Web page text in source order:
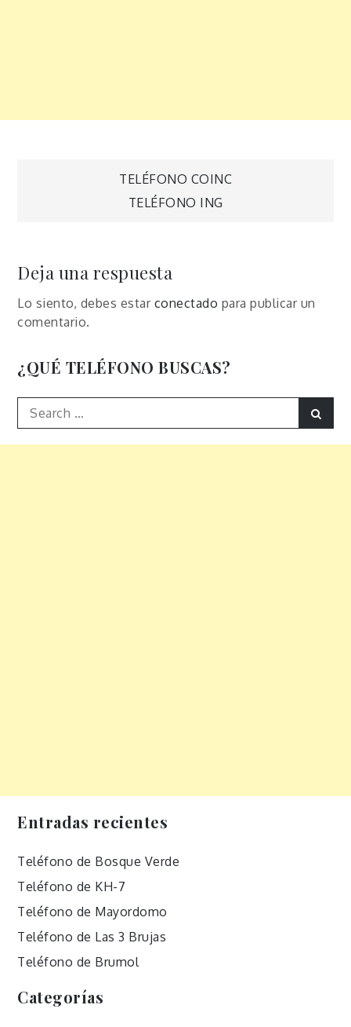
Navegación
entradas
TELÉFONO COINC
TELÉFONO ING
Deja una respuesta
Lo siento, debes estar conectado para publicar un
comentario.
¿QUÉ TELÉFONO BUSCAS?
Search
for:
Entradas recientes
Teléfono de Bosque Verde
Teléfono de KH-7
Teléfono de Mayordomo
Teléfono de Las 3 Brujas
Teléfono de Brumol
Categorías